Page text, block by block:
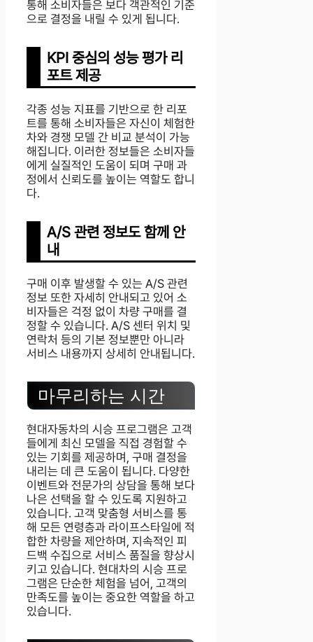
통해 소비자들은 보다 객관적인 기준
으로 결정을 내릴 수 있게 됩니다.
KPI 중심의 성능 평가 리
포트 제공
각종 성능 지표를 기반으로 한 리포
트를 통해 소비자들은 자신이 체험한
차와 경쟁 모델 간 비교 분석이 가능
해집니다. 이러한 정보들은 소비자들
에게 실질적인 도움이 되며 구매 과
정에서 신뢰도를 높이는 역할도 합니
다.
A/S 관련 정보도 함께 안
내
구매 이후 발생할 수 있는 A/S 관련
정보 또한 자세히 안내되고 있어 소
비자들은 걱정 없이 차량 구매를 결
정할 수 있습니다. A/S 센터 위치 및
연락처 등의 기본 정보뿐만 아니라
서비스 내용까지 상세히 안내됩니다.
마무리하는 시간
현대자동차의 시승 프로그램은 고객
들에게 최신 모델을 직접 경험할 수
있는 기회를 제공하며, 구매 결정을
내리는 데 큰 도움이 됩니다. 다양한
이벤트와 전문가의 상담을 통해 보다
나은 선택을 할 수 있도록 지원하고
있습니다. 고객 맞춤형 서비스를 통
해 모든 연령층과 라이프스타일에 적
합한 차량을 제안하며, 지속적인 피
드백 수집으로 서비스 품질을 향상시
키고 있습니다. 현대차의 시승 프로
그램은 단순한 체험을 넘어, 고객의
만족도를 높이는 중요한 역할을 하고
있습니다.